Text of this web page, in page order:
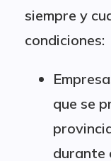
siempre y
condiciones:
que se
durante